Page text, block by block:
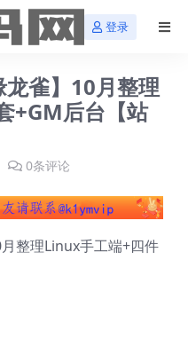
登录
雀】10月整理
+GM后台【站
0条评论
整理Linux手工端+四件